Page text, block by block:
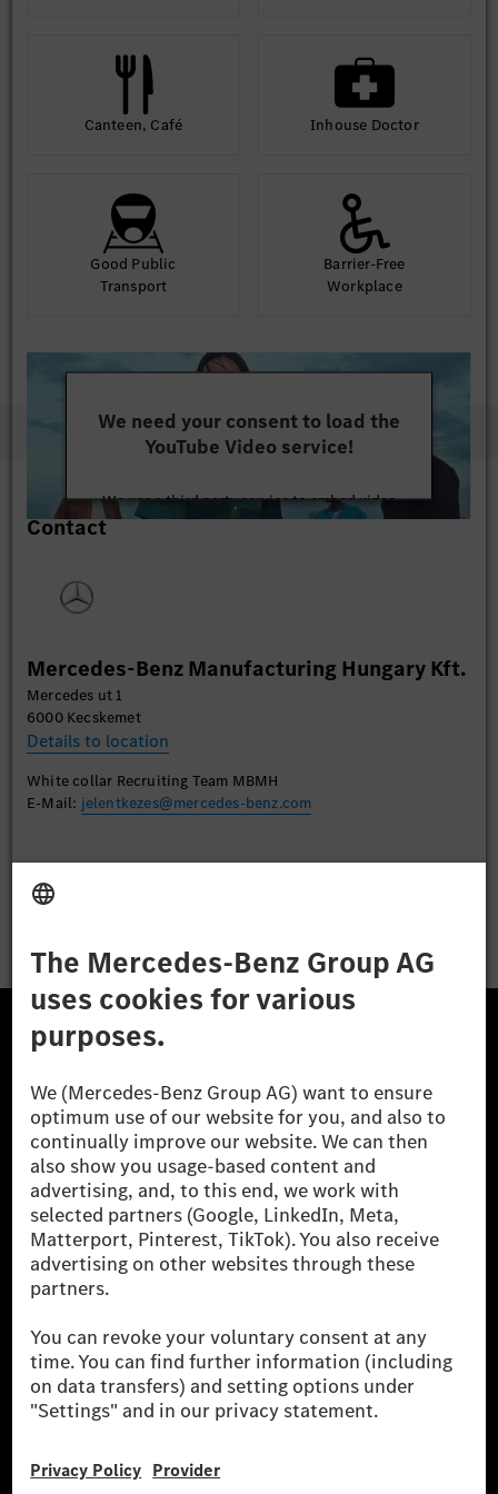
Amennyiben hirdetésünk felkeltette érdeklődésed, regisztrálj
jelölti adatbázisunkba, valamint töltsd fel magyar és
német/angol nyelvű szakmai önéletrajzodat!
Canteen, Café Inhouse Doctor
Good Public
Transport
Barrier-Free
Workplace
We need your consent to load the
YouTube Video service!
We use a third party service to embed video
content that may collect data about your activity.
Contact
Mercedes-Benz Manufacturing Hungary Kft.
Mercedes ut 1
6000 Kecskemet
Details to location
White collar Recruiting Team MBMH
E-Mail: jelentkezes@mercedes-benz.com
The Mercedes-Benz Group AG (former Daimler AG) is
one of the world's most successful automotive
companies. With Mercedes-Benz AG, we are one of
the leading global suppliers of premium and luxury
cars and vans. Mercedes-Benz Mobility AG offers
financing, leasing, car subscription and car rental,
fleet management, digital services for charging and
payment, insurance brokerage, as well as innovative
mobility services.
Learn more